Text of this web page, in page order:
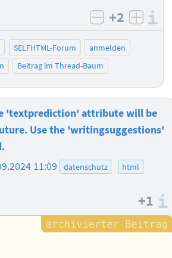
negativ
+2
SELFHTML-Forum
anmelden
Beitrag im Thread-Baum
'textprediction' attribute will be
Use the 'writingsuggestions'
11:09 datenschutz
html
+1